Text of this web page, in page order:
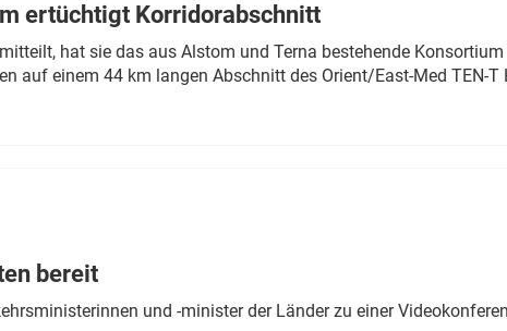
ertüchtigt Korridorabschnitt
hat sie das aus Alstom und Terna bestehende
auf einem 44 km langen Abschnitt des Orient/East-Med TEN-
bereit
und -minister der Länder zu einer